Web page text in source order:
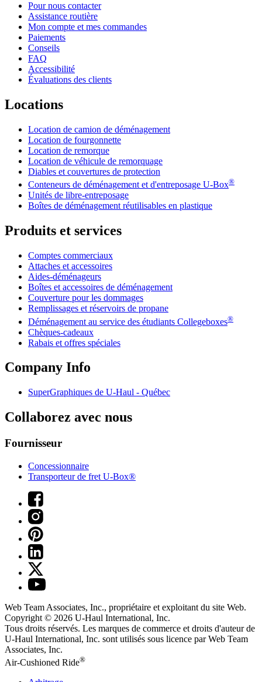
Pour nous contacter
Assistance routière
Mon compte et mes commandes
Paiements
Conseils
FAQ
Accessibilité
Évaluations des clients
Locations
Location de camion de déménagement
Location de fourgonnette
Location de remorque
Location de véhicule de remorquage
Diables et couvertures de protection
Conteneurs de déménagement et d'entreposage U-Box®
Unités de libre-entreposage
Boîtes de déménagement réutilisables en plastique
Produits et services
Comptes commerciaux
Attaches et accessoires
Aides-déménageurs
Boîtes et accessoires de déménagement
Couverture pour les dommages
Remplissages et réservoirs de propane
Déménagement au service des étudiants Collegeboxes®
Chèques-cadeaux
Rabais et offres spéciales
Company Info
SuperGraphiques de U-Haul - Québec
Collaborez avec nous
Fournisseur
Concessionnaire
Transporteur de fret U-Box®
Web Team Associates, Inc., propriétaire et exploitant du site Web.
Copyright © 2026 U-Haul International, Inc.
Tous droits réservés. Les marques de commerce et droits d'auteur de
U-Haul International, Inc. sont utilisés sous licence par Web Team
Associates, Inc.
Air-Cushioned Ride®